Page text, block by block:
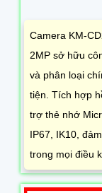
Camera KM-
2MP sở hữu
và phân loại
tiện. Tích hợp
trợ thẻ nhớ
IP67, IK10,
trong mọi điều